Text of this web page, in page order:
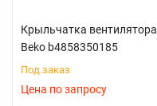
Крыльчатка вентилятора
Beko b4858350185
Под заказ
Цена по запросу